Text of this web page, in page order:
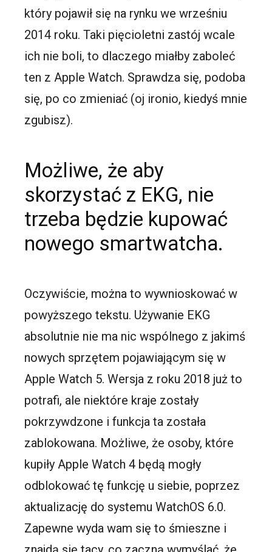
który pojawił się na rynku we wrześniu
2014 roku. Taki pięcioletni zastój wcale
ich nie boli, to dlaczego miałby zaboleć
ten z Apple Watch. Sprawdza się, podoba
się, po co zmieniać (oj ironio, kiedyś mnie
zgubisz).
Możliwe, że aby
skorzystać z EKG, nie
trzeba będzie kupować
nowego smartwatcha.
Oczywiście, można to wywnioskować w
powyższego tekstu. Używanie EKG
absolutnie nie ma nic wspólnego z jakimś
nowych sprzętem pojawiającym się w
Apple Watch 5. Wersja z roku 2018 już to
potrafi, ale niektóre kraje zostały
pokrzywdzone i funkcja ta została
zablokowana. Możliwe, że osoby, które
kupiły Apple Watch 4 będą mogły
odblokować tę funkcję u siebie, poprzez
aktualizację do systemu WatchOS 6.0.
Zapewne wyda wam się to śmieszne i